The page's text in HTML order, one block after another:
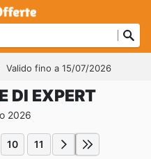
Valido fino a 15/07/2026
DI EXPERT
2026
10 11